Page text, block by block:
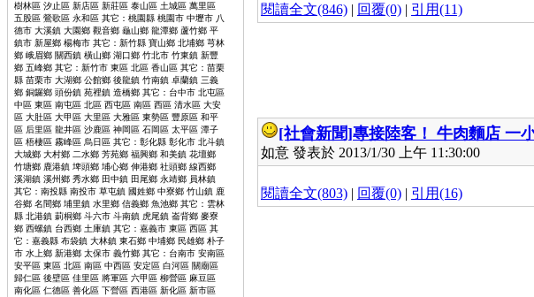
樹林區 汐止區 新店區 新莊區 泰山區 土城區 萬里區
五股區 鶯歌區 永和區 其它：桃園縣 桃園市 中壢市 八
德市 大溪鎮 大園鄉 觀音鄉 龜山鄉 龍潭鄉 蘆竹鄉 平
鎮市 新屋鄉 楊梅市 其它：新竹縣 寶山鄉 北埔鄉 芎林
鄉 峨眉鄉 關西鎮 橫山鄉 湖口鄉 竹北市 竹東鎮 新豐
鄉 五峰鄉 其它：新竹市 東區 北區 香山區 其它：苗栗
縣 苗栗市 大湖鄉 公館鄉 後龍鎮 竹南鎮 卓蘭鎮 三義
鄉 銅鑼鄉 頭份鎮 苑裡鎮 造橋鄉 其它：台中市 北屯區
中區 東區 南屯區 北區 西屯區 南區 西區 清水區 大安
區 大肚區 大甲區 大里區 大雅區 東勢區 豐原區 和平
區 后里區 龍井區 沙鹿區 神岡區 石岡區 太平區 潭子
區 梧棲區 霧峰區 烏日區 其它：彰化縣 彰化市 北斗鎮
大城鄉 大村鄉 二水鄉 芳苑鄉 福興鄉 和美鎮 花壇鄉
竹塘鄉 鹿港鎮 埤頭鄉 埔心鄉 伸港鄉 社頭鄉 線西鄉
溪湖鎮 溪州鄉 秀水鄉 田中鎮 田尾鄉 永靖鄉 員林鎮
其它：南投縣 南投市 草屯鎮 國姓鄉 中寮鄉 竹山鎮 鹿
谷鄉 名間鄉 埔里鎮 水里鄉 信義鄉 魚池鄉 其它：雲林
縣 北港鎮 莿桐鄉 斗六市 斗南鎮 虎尾鎮 崙背鄉 麥寮
鄉 西螺鎮 台西鄉 土庫鎮 其它：嘉義市 東區 西區 其
它：嘉義縣 布袋鎮 大林鎮 東石鄉 中埔鄉 民雄鄉 朴子
市 水上鄉 新港鄉 太保市 義竹鄉 其它：台南市 安南區
安平區 東區 北區 南區 中西區 安定區 白河區 關廟區
歸仁區 後壁區 佳里區 將軍區 六甲區 柳營區 麻豆區
南化區 仁德區 善化區 下營區 西港區 新化區 新市區
閱讀全文(846) | 回覆(0) | 引用(11)
[社會新聞]專接陸客！ 牛肉麵店 一
如意 發表於 2013/1/30 上午 11:30:00
閱讀全文(803) | 回覆(0) | 引用(16)